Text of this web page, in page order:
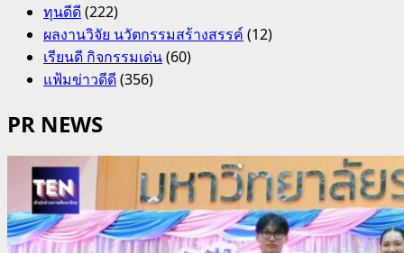
ทุนดีดี(222)
ผลงานวิจัย นวัตกรรมสร้างสรรค์(12)
เรียนดี กิจกรรมเด่น(60)
แฟ้มข่าวดีดี(356)
PR NEWS